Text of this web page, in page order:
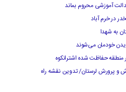
آموزشی محروم بماند
به شهدا
دیدن خودمان می‌شوند
حفاظت شده اشترانکوه
و پرورش لرستان/ تدوین نقشه راه